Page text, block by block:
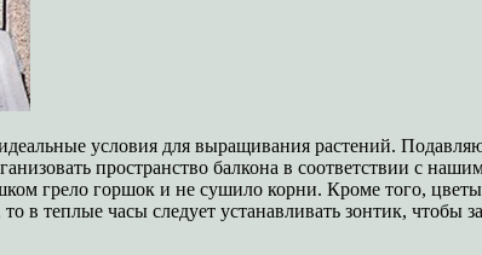
условия для выращивания растений.
пространство балкона в соответствии с
грело горшок и не сушило корни. Кроме того,
в теплые часы следует устанавливать зонтик, чтобы